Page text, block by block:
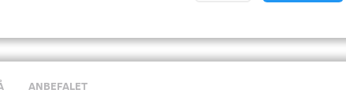
ANBEFALET